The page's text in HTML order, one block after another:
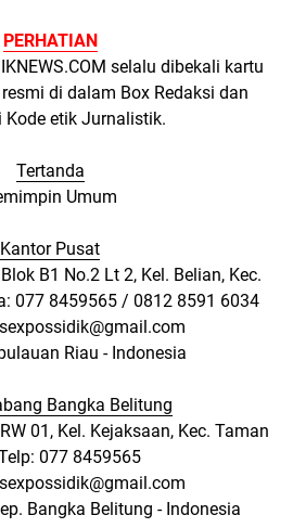
PERHATIAN
selalu dibekali kartu
di dalam Box Redaksi dan
Kode etik Jurnalistik.
Tertanda
Umum
Kantor Pusat
B1 No.2 Lt 2, Kel. Belian, Kec.
077 8459565 / 0812 8591 6034
Riau - Indonesia
Bangka Belitung
01, Kel. Kejaksaan, Kec. Taman
077 8459565
Bangka Belitung - Indonesia